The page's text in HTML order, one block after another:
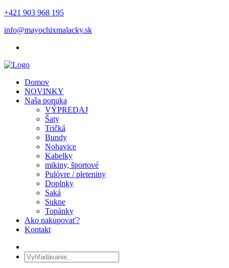
+421 903 968 195
info@mayochixmalacky.sk
Domov
NOVINKY
Naša ponuka
VÝPREDAJ
Šaty
Tričká
Bundy
Nohavice
Kabelky
mikiny, športové
Pulóvre / pleteniny
Doplnky
Saká
Sukne
Topánky
Ako nakupovať?
Kontakt